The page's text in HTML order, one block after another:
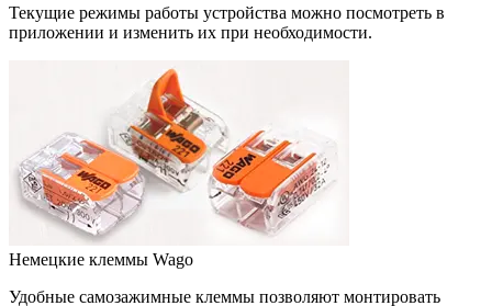
Текущие режимы работы устройства можно посмотреть в
приложении и изменить их при необходимости.
Немецкие клеммы Wago
Удобные самозажимные клеммы позволяют монтировать